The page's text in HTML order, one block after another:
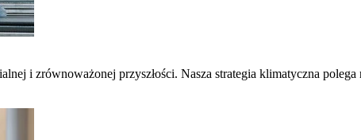
i zrównoważonej przyszłości. Nasza strategia klimatyczna